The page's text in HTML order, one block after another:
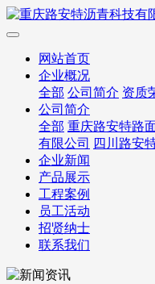
网站首页
企业概况
全部 公司简介 资质
公司简介
全部 重庆路安特路
有限公司
四川路安
企业新闻
产品展示
工程案例
员工活动
招贤纳士
联系我们